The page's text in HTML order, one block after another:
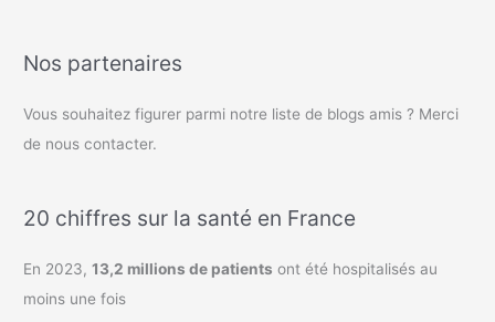
Nos partenaires
Vous souhaitez figurer parmi notre liste de blogs amis ? Merci
de nous contacter.
20 chiffres sur la santé en France
En 2023,13,2 millions de patients ont été hospitalisés au
moins une fois